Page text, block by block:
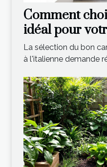
Comment
idéal pour
l'italienne ?
La sélection du bon
à l'italienne demande